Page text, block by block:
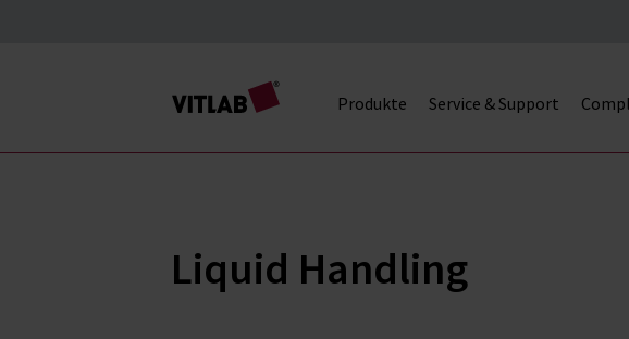
Produkte Service & Support
Liquid Handling